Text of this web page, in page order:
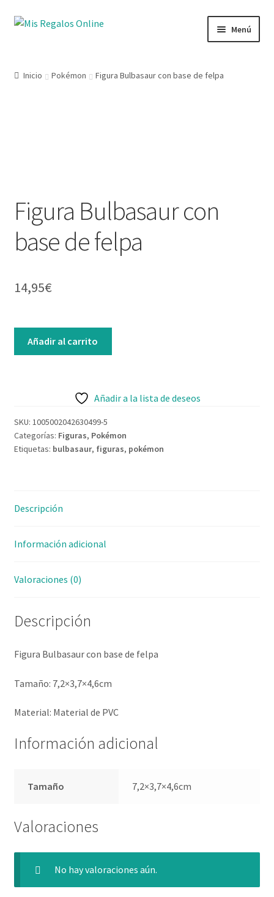
Menú
Lista de deseos
Mi cuenta
Contacto
Inicio Pokémon Figura Bulbasaur con base de felpa
Figura Bulbasaur con
base de felpa
14,95€
Añadir al carrito
Añadir a la lista de deseos
SKU: 1005002042630499-5
Categorías: Figuras, Pokémon
Etiquetas: bulbasaur, figuras, pokémon
Descripción
Información adicional
Valoraciones (0)
Descripción
Figura Bulbasaur con base de felpa
Tamaño: 7,2×3,7×4,6cm
Material: Material de PVC
Información adicional
Tamaño 7,2×3,7×4,6cm
Valoraciones
No hay valoraciones aún.